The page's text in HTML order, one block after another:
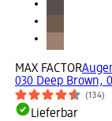
MAX FACTOR
030 Deep Brown,
(134)
Lieferbar